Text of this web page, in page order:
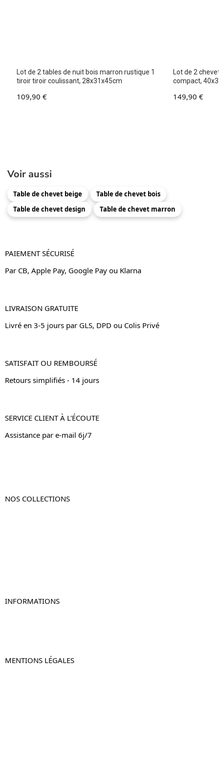
Lot de 2 tables de nuit bois marron rustique 1
tiroir tiroir coulissant, 28x31x45cm
109,90 €
Lot de 2
compact,
149,90 €
Voir aussi
Table de chevet beige
Table de chevet bois
Table de chevet design
Table de chevet marron
PAIEMENT SÉCURISÉ
Par CB, Apple Pay, Google Pay ou Klarna
LIVRAISON GRATUITE
Livré en 3-5 jours par GLS, DPD ou Colis Privé
SATISFAIT OU REMBOURSÉ
Retours simplifiés - 14 jours
SERVICE CLIENT À L'ÉCOUTE
Assistance par e-mail 6j/7
NOS COLLECTIONS
INFORMATIONS
MENTIONS LÉGALES